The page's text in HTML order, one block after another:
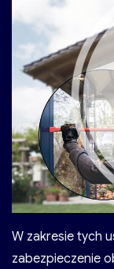
W zakresie tych
zabezpieczenie